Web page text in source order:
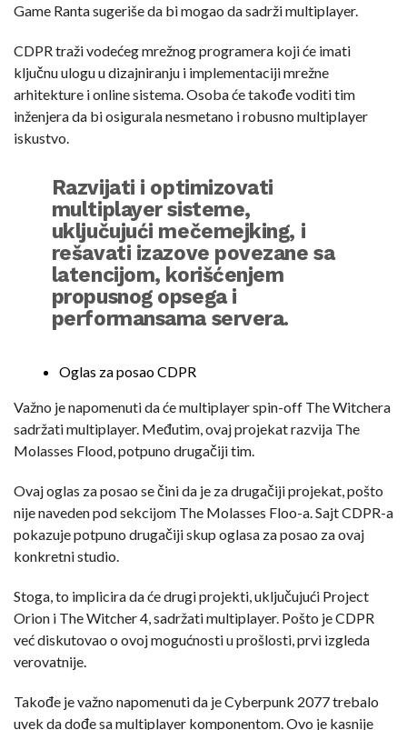
Game Ranta sugeriše da bi mogao da sadrži multiplayer.
CDPR traži vodećeg mrežnog programera koji će imati
ključnu ulogu u dizajniranju i implementaciji mrežne
arhitekture i online sistema. Osoba će takođe voditi tim
inženjera da bi osigurala nesmetano i robusno multiplayer
iskustvo.
Razvijati i optimizovati
multiplayer sisteme,
uključujući mečemejking, i
rešavati izazove povezane sa
latencijom, korišćenjem
propusnog opsega i
performansama servera.
Oglas za posao CDPR
Važno je napomenuti da će multiplayer spin-off The Witchera
sadržati multiplayer. Međutim, ovaj projekat razvija The
Molasses Flood, potpuno drugačiji tim.
Ovaj oglas za posao se čini da je za drugačiji projekat, pošto
nije naveden pod sekcijom The Molasses Floo-a. Sajt CDPR-a
pokazuje potpuno drugačiji skup oglasa za posao za ovaj
konkretni studio.
Stoga, to implicira da će drugi projekti, uključujući Project
Orion i The Witcher 4, sadržati multiplayer. Pošto je CDPR
već diskutovao o ovoj mogućnosti u prošlosti, prvi izgleda
verovatnije.
Takođe je važno napomenuti da je Cyberpunk 2077 trebalo
uvek da dođe sa multiplayer komponentom. Ovo je kasnije